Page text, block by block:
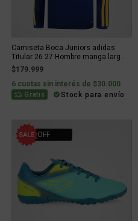
Camiseta Boca Juniors adidas
Titular 26 27 Hombre manga larg...
$179.999
6 cuotas sin interés de $30.000
Gratis Stock para envío
15% OFF